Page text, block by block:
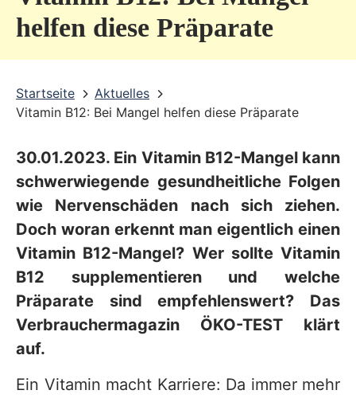
helfen diese Präparate
Startseite
Aktuelles
Vitamin B12: Bei Mangel helfen diese Präparate
30.01.2023. Ein Vitamin B12-Mangel kann
schwerwiegende gesundheitliche Folgen
wie Nervenschäden nach sich ziehen.
Doch woran erkennt man eigentlich einen
Vitamin B12-Mangel? Wer sollte Vitamin
B12 supplementieren und welche
Präparate sind empfehlenswert? Das
Verbrauchermagazin ÖKO-TEST klärt
auf.
Ein Vitamin macht Karriere: Da immer mehr